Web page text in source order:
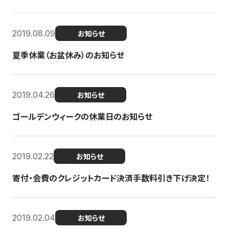
2019.08.09 お知らせ
夏季休業（お盆休み）のお知らせ
2019.04.26 お知らせ
ゴールデンウィークの休業日のお知らせ
2019.02.22 お知らせ
寄付・会費のクレジットカード決済手数料引き下げ決定！
2019.02.04 お知らせ